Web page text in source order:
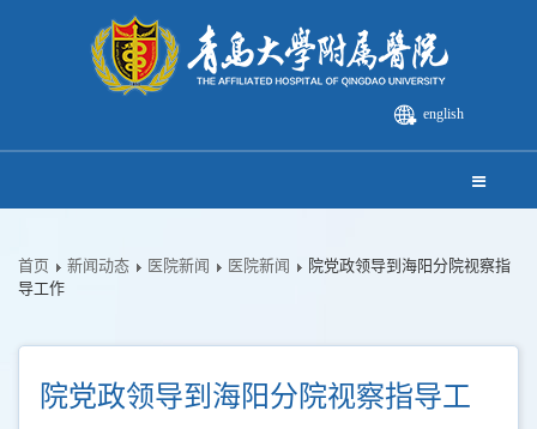
english
首页 新闻动态 医院新闻 医院新闻
院党政领导到海阳分院视察指
导工作
院党政领导到海阳分院视察指导工